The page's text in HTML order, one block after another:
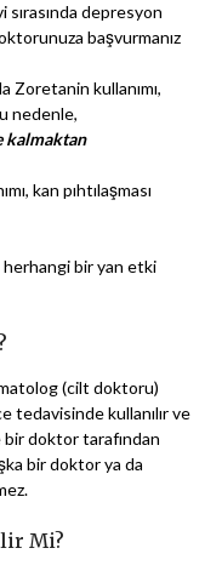
sırasında depresyon
başvurmanız
Zoretanin kullanımı,
nedenle,
kalmaktan
kan pıhtılaşması
herhangi bir yan etki
(cilt doktoru)
tedavisinde kullanılır ve
doktor tarafından
bir doktor ya da
Mi?